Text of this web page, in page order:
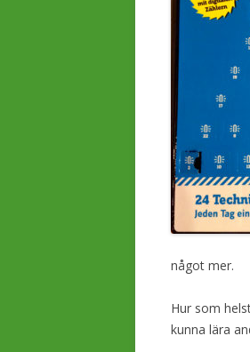
något mer.
Hur som
kunna lära